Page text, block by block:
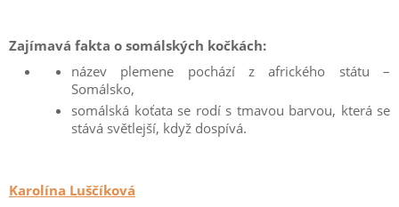
Zajímavá fakta o somálských kočkách:
název plemene pochází z afrického státu –
Somálsko,
somálská koťata se rodí s tmavou barvou, která se
stává světlejší, když dospívá.
Karolína Luščíková